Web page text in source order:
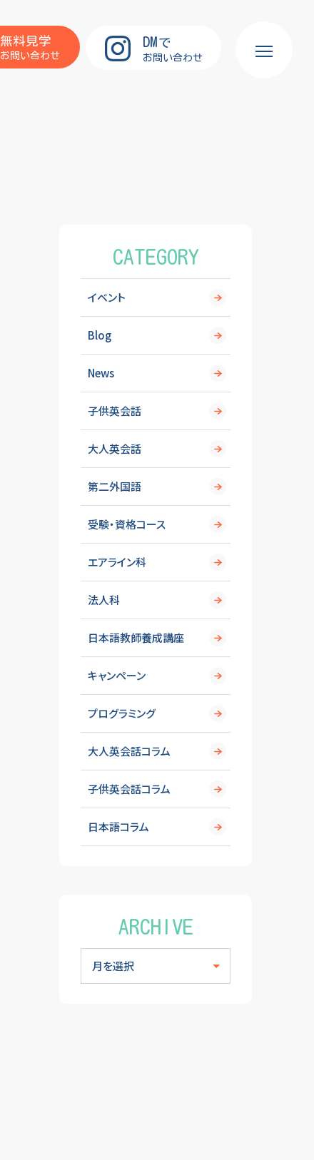
無料見学
お問い合わせ
DMで
お問い合わせ
CATEGORY
イベント
Blog
News
子供英会話
大人英会話
第二外国語
受験・資格コース
エアライン科
法人科
日本語教師養成講座
キャンペーン
プログラミング
大人英会話コラム
子供英会話コラム
日本語コラム
ARCHIVE